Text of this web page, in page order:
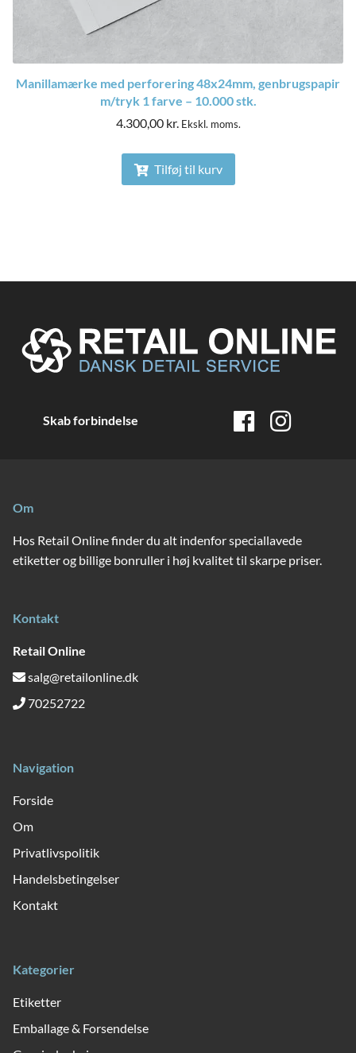
Manillamærke med perforering 48x24mm, genbrugspapir
m/tryk 1 farve – 10.000 stk.
4.300,00 kr. Ekskl. moms.
Tilføj til kurv
Skab forbindelse
Om
Hos Retail Online finder du alt indenfor speciallavede
etiketter og billige bonruller i høj kvalitet til skarpe priser.
Kontakt
Retail Online
salg@retailonline.dk
70252722
Navigation
Forside
Om
Privatlivspolitik
Handelsbetingelser
Kontakt
Kategorier
Etiketter
Emballage & Forsendelse